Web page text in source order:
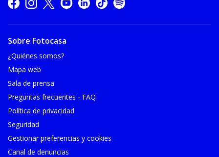
Sobre Fotocasa
¿Quiénes somos?
Mapa web
Sala de prensa
Preguntas frecuentes - FAQ
Política de privacidad
Seguridad
Gestionar preferencias y cookies
Canal de denuncias